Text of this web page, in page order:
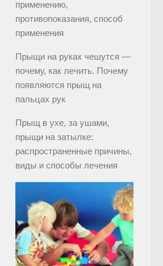
применению,
противопоказания, способ
применения
Прыщи на руках чешутся —
почему, как лечить. Почему
появляются прыщ на
пальцах рук
Прыщ в ухе, за ушами,
прыщи на затылке:
распространенные причины,
виды и способы лечения